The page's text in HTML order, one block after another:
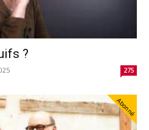
?
275
Abonné